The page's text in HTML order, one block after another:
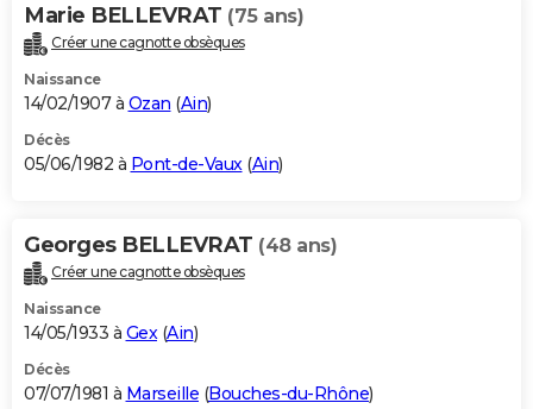
Marie BELLEVRAT (75 ans)
Créer une cagnotte obsèques
Naissance
14/02/1907 à Ozan (Ain)
Décès
05/06/1982 à Pont-de-Vaux(Ain)
Georges BELLEVRAT (48 ans)
Créer une cagnotte obsèques
Naissance
14/05/1933 à Gex(Ain)
Décès
07/07/1981 à Marseille (Bouches-du-Rhône)